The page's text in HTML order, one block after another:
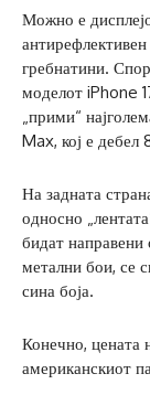
Можно е
антирефлективен
гребнатини.
моделот iPhone
„прими“
Max, кој е
На задната
односно
бидат направени
метални бои, се
сина боја.
Конечно, цената
американскиот